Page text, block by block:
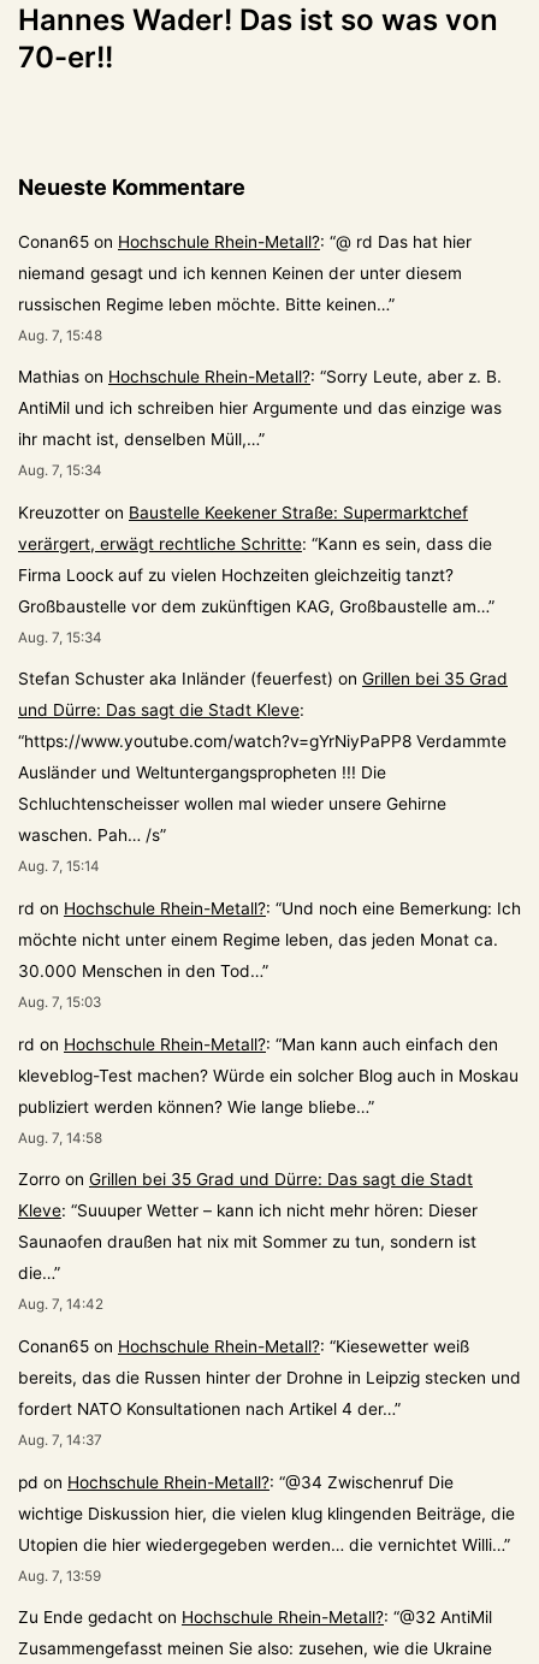
Hannes Wader! Das ist so was von
70-er!!
Neueste Kommentare
Conan65 on Hochschule Rhein-Metall?: “@ rd Das hat hier
niemand gesagt und ich kennen Keinen der unter diesem
russischen Regime leben möchte. Bitte keinen…”
Aug. 7, 15:48
Mathias on Hochschule Rhein-Metall?: “Sorry Leute, aber z. B.
AntiMil und ich schreiben hier Argumente und das einzige was
ihr macht ist, denselben Müll,…”
Aug. 7, 15:34
Kreuzotter on Baustelle Keekener Straße: Supermarktchef
verärgert, erwägt rechtliche Schritte: “Kann es sein, dass die
Firma Loock auf zu vielen Hochzeiten gleichzeitig tanzt?
Großbaustelle vor dem zukünftigen KAG, Großbaustelle am…”
Aug. 7, 15:34
Stefan Schuster aka Inländer (feuerfest) on Grillen bei 35 Grad
und Dürre: Das sagt die Stadt Kleve:
“https://www.youtube.com/watch?v=gYrNiyPaPP8 Verdammte
Ausländer und Weltuntergangspropheten !!! Die
Schluchtenscheisser wollen mal wieder unsere Gehirne
waschen. Pah… /s”
Aug. 7, 15:14
rd on Hochschule Rhein-Metall?: “Und noch eine Bemerkung: Ich
möchte nicht unter einem Regime leben, das jeden Monat ca.
30.000 Menschen in den Tod…”
Aug. 7, 15:03
rd on Hochschule Rhein-Metall?: “Man kann auch einfach den
kleveblog-Test machen? Würde ein solcher Blog auch in Moskau
publiziert werden können? Wie lange bliebe…”
Aug. 7, 14:58
Zorro on Grillen bei 35 Grad und Dürre: Das sagt die Stadt
Kleve: “Suuuper Wetter – kann ich nicht mehr hören: Dieser
Saunaofen draußen hat nix mit Sommer zu tun, sondern ist
die…”
Aug. 7, 14:42
Conan65 on Hochschule Rhein-Metall?: “Kiesewetter weiß
bereits, das die Russen hinter der Drohne in Leipzig stecken und
fordert NATO Konsultationen nach Artikel 4 der…”
Aug. 7, 14:37
pd on Hochschule Rhein-Metall?: “@34 Zwischenruf Die
wichtige Diskussion hier, die vielen klug klingenden Beiträge, die
Utopien die hier wiedergegeben werden… die vernichtet Willi…”
Aug. 7, 13:59
Zu Ende gedacht on Hochschule Rhein-Metall?: “@32 AntiMil
Zusammengefasst meinen Sie also: zusehen, wie die Ukraine